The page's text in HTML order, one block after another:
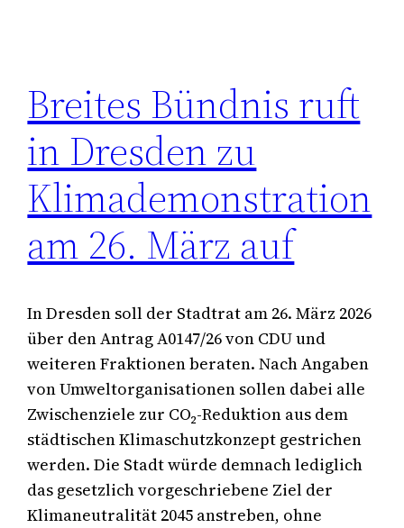
Breites Bündnis ruft
in Dresden zu
Klimademonstration
am 26. März auf
In Dresden soll der Stadtrat am 26. März 2026
über den Antrag A0147/26 von CDU und
weiteren Fraktionen beraten. Nach Angaben
von Umweltorganisationen sollen dabei alle
Zwischenziele zur CO₂-Reduktion aus dem
städtischen Klimaschutzkonzept gestrichen
werden. Die Stadt würde demnach lediglich
das gesetzlich vorgeschriebene Ziel der
Klimaneutralität 2045 anstreben, ohne